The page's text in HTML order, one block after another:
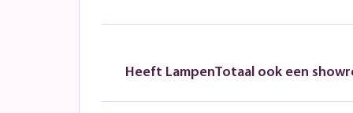
Heeft LampenTotaal ook een